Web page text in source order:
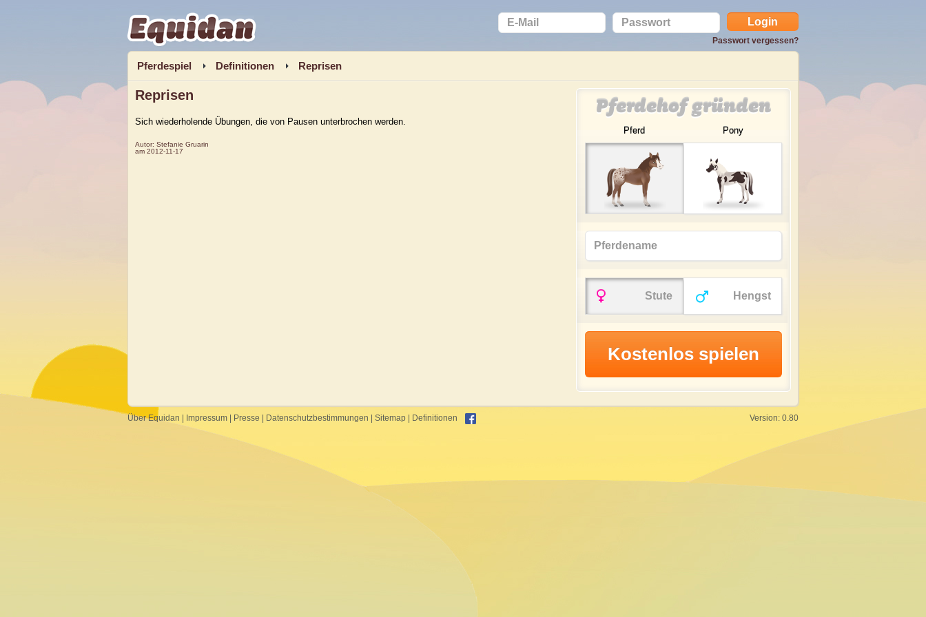
Equidan
Passwort vergessen?
Pferdespiel Definitionen Reprisen
Reprisen
Sich wiederholende Übungen, die von Pausen unterbrochen werden.
Autor: Stefanie Gruarin
am 2012-11-17
Pferdehof gründen
Pferd Pony
Stute Hengst
Über Equidan Impressum Presse Datenschutzbestimmungen Sitemap Definitionen Version: 0.80